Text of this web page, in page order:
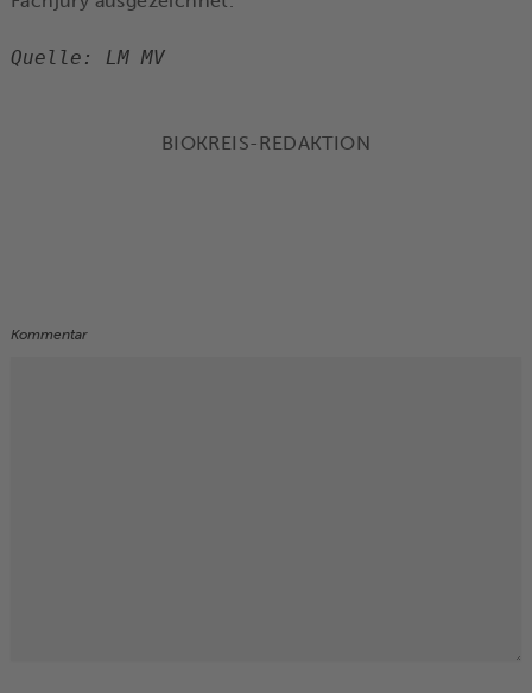
Quelle: LM MV
BIOKREIS-REDAKTION
Kommentar